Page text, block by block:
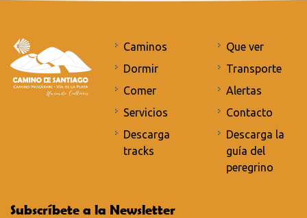
Caminos
Dormir
Comer
Servicios
Descarga
tracks
Que ver
Transporte
Alertas
Contacto
Descarga la
guía del
peregrino
Subscríbete a la Newsletter